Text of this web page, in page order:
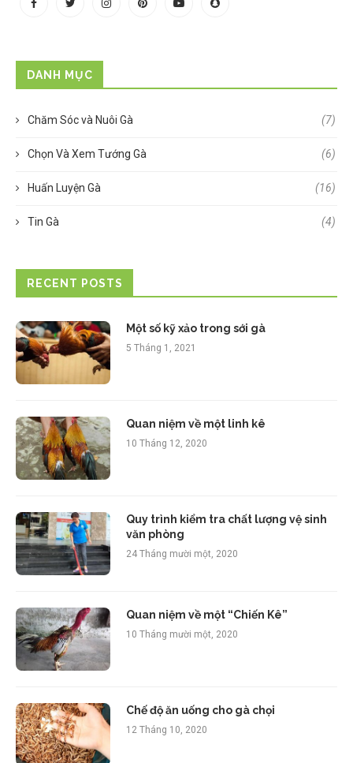
DANH MỤC
Chăm Sóc và Nuôi Gà (7)
Chọn Và Xem Tướng Gà (6)
Huấn Luyện Gà (16)
Tin Gà (4)
RECENT POSTS
Một số kỹ xảo trong sới gà
5 Tháng 1, 2021
Quan niệm về một linh kê
10 Tháng 12, 2020
Quy trình kiểm tra chất lượng vệ sinh
văn phòng
24 Tháng mười một, 2020
Quan niệm về một “Chiến Kê”
10 Tháng mười một, 2020
Chế độ ăn uống cho gà chọi
12 Tháng 10, 2020